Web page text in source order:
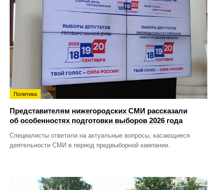
Политика
Представителям нижегородских СМИ рассказали
об особенностях подготовки выборов 2026 года
Специалисты ответили на актуальные вопросы, касающиеся
деятельности СМИ в период предвыборной кампании.